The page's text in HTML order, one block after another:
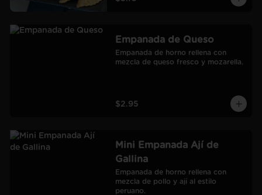
Empanada de Queso
Empanada de horno rellena con
mezcla de queso fresco y mozarella.
$2.95
Mini Empanada Ají de
Gallina
Empanada de horno rellena con
mezcla de pollo y ají al estilo
peruano.